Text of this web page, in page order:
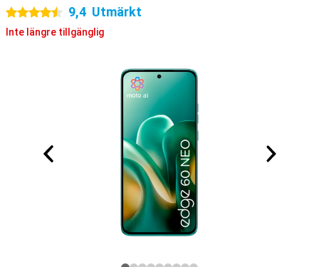
4.5 stjärnor 9,4 Utmärkt
Inte längre tillgänglig